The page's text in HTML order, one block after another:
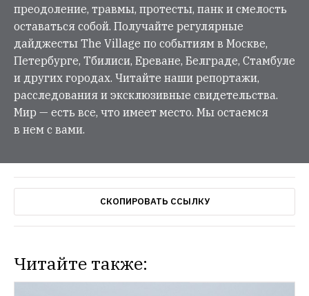
преодоление, травмы, протесты, панк и смелость
оставаться собой. Получайте регулярные
дайджесты The Village по событиям в Москве,
Петербурге, Тбилиси, Ереване, Белграде, Стамбуле
и других городах. Читайте наши репортажи,
расследования и эксклюзивные свидетельства.
Мир — есть все, что имеет место. Мы остаемся
в нем с вами.
СКОПИРОВАТЬ ССЫЛКУ
Читайте также: